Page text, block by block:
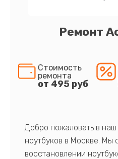
Ремонт
Стоимость
ремонта
от 495 руб
Добро пожаловать в
ноутбуков в Москве. Мы
восстановлении